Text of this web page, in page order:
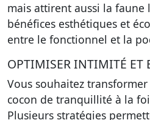
mais attirent aussi la
bénéfices esthétiques et
entre le fonctionnel et la
OPTIMISER INTIMITÉ ET
Vous souhaitez
cocon de tranquillité à la
Plusieurs stratégies